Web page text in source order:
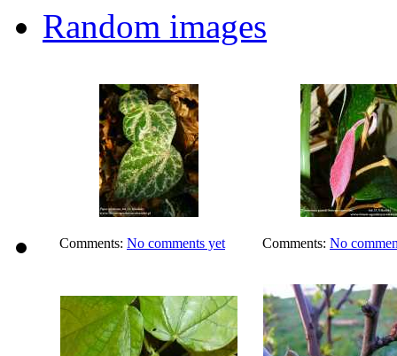
Random images
Comments: No comments yet Comments: No